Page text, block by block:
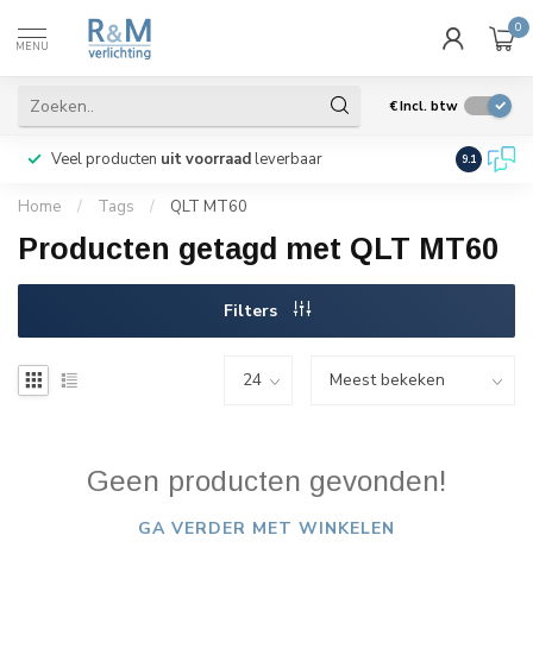
MENU
0
€Incl. btw
Veel producten uit voorraadleverbaar Wij
9.1
Home / Tags / QLT MT60
Producten getagd met QLT MT60
Filters
Geen producten gevonden!
GA VERDER MET WINKELEN